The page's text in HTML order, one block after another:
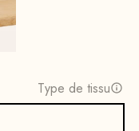
chêne, naturel
Type de tissu